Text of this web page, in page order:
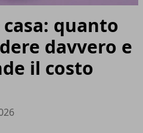
quanto
davvero e
il costo